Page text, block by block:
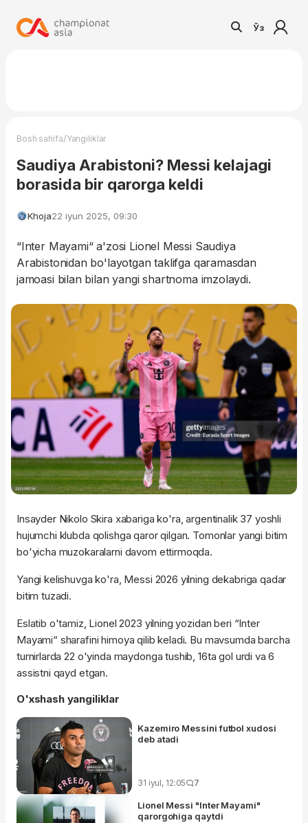
Ўз
Bosh sahifa/Yangiliklar
Saudiya Arabistoni? Messi kelajagi
borasida bir qarorga keldi
Khoja22 iyun 2025, 09:30
“Inter Mayami“ a'zosi Lionel Messi Saudiya
Arabistonidan bo'layotgan taklifga qaramasdan
jamoasi bilan bilan yangi shartnoma imzolaydi.
Insayder Nikolo Skira xabariga ko'ra, argentinalik 37 yoshli
hujumchi klubda qolishga qaror qilgan. Tomonlar yangi bitim
bo'yicha muzokaralarni davom ettirmoqda.
Yangi kelishuvga ko'ra, Messi 2026 yilning dekabriga qadar
bitim tuzadi.
Eslatib o'tamiz, Lionel 2023 yilning yozidan beri “Inter
Mayami“ sharafini himoya qilib keladi. Bu mavsumda barcha
turnirlarda 22 o'yinda maydonga tushib, 16ta gol urdi va 6
assistni qayd etgan.
O'xshash yangiliklar
Kazemiro Messini futbol xudosi
deb atadi
31 iyul, 12:05 7
Lionel Messi "Inter Mayami"
qarorgohiga qaytdi